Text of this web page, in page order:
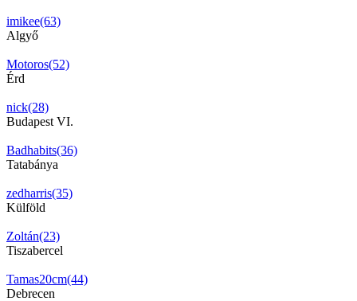
imikee(63)
Algyő
Motoros(52)
Érd
nick(28)
Budapest VI.
Badhabits(36)
Tatabánya
zedharris(35)
Külföld
Zoltán(23)
Tiszabercel
Tamas20cm(44)
Debrecen